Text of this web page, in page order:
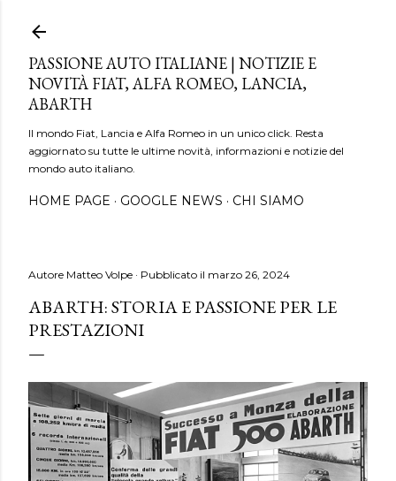
PASSIONE AUTO ITALIANE | NOTIZIE E
NOVITÀ FIAT, ALFA ROMEO, LANCIA,
ABARTH
Il mondo Fiat, Lancia e Alfa Romeo in un unico click. Resta
aggiornato su tutte le ultime novità, informazioni e notizie del
mondo auto italiano.
HOME PAGE GOOGLE NEWS CHI SIAMO
Autore Matteo Volpe Pubblicato il marzo 26, 2024
ABARTH: STORIA E PASSIONE PER LE
PRESTAZIONI